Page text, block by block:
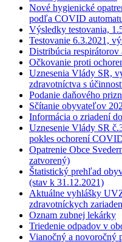
Nové hygienické
podľa COVID
Výsledky testovania,
Testovanie 6.3.2021,
Distribúcia respirátorov
Očkovanie proti
Uznesenia Vlády SR,
zdravotníctva s
Podanie daňového
Sčítanie obyvateľov
Informácia o zriadení
Uznesenie Vlády SR
pokles ochorení
Opatrenie Obce
zatvorený)
Štatistický prehľad
(stav k 31.12.2021)
Aktuálne vyhlášky
zdravotníckych
Oznam zubnej lekárky
Triedenie odpadov v
Vianočný a novoročný